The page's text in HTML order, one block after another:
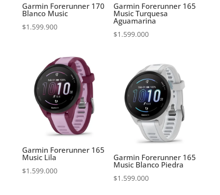
Garmin Forerunner 170
Blanco Music
$1.599.900
Garmin Forerunner 165
Music Turquesa
Aguamarina
$1.599.000
Garmin Forerunner 165
Music Lila
$1.599.000
Garmin Forerunner 165
Music Blanco Piedra
$1.599.000